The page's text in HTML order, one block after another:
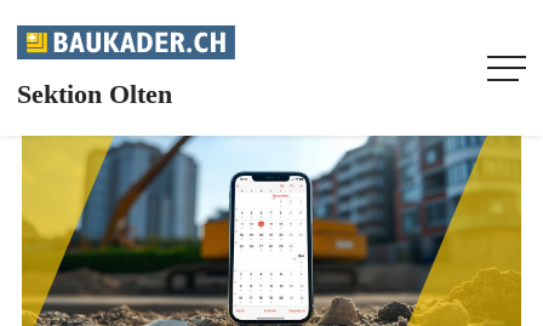
Sektion Olten
HOME
UNSERE SEKTION
AGENDA